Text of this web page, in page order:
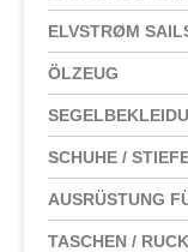
ELVSTRØM
ÖLZEUG
SCHUHE /
AUSRÜSTUNG
TASCHEN /